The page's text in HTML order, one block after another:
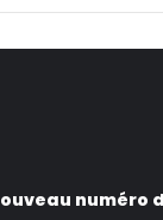
numéro